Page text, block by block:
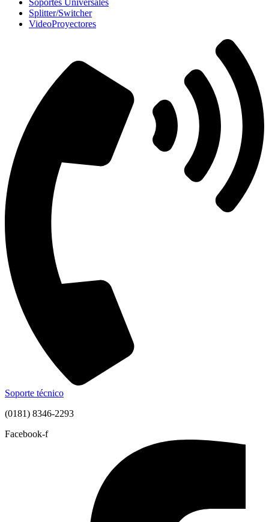
Soportes Universales
Splitter/Switcher
VideoProyectores
Soporte técnico
(0181) 8346-2293
Facebook-f